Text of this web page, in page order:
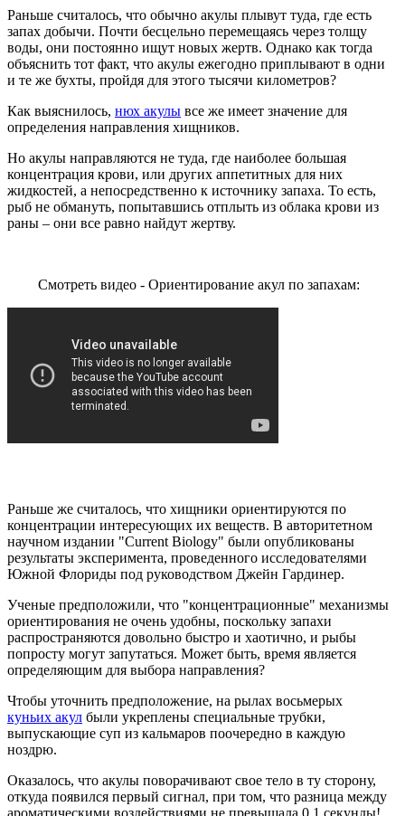
Раньше считалось, что обычно акулы плывут туда, где есть
запах добычи. Почти бесцельно перемещаясь через толщу
воды, они постоянно ищут новых жертв. Однако как тогда
объяснить тот факт, что акулы ежегодно приплывают в одни
и те же бухты, пройдя для этого тысячи километров?
Как выяснилось, нюх акулы все же имеет значение для
определения направления хищников.
Но акулы направляются не туда, где наиболее большая
концентрация крови, или других аппетитных для них
жидкостей, а непосредственно к источнику запаха. То есть,
рыб не обмануть, попытавшись отплыть из облака крови из
раны – они все равно найдут жертву.
Смотреть видео - Ориентирование акул по запахам:
Раньше же считалось, что хищники ориентируются по
концентрации интересующих их веществ. В авторитетном
научном издании "Current Biology" были опубликованы
результаты эксперимента, проведенного исследователями
Южной Флориды под руководством Джейн Гардинер.
Ученые предположили, что "концентрационные" механизмы
ориентирования не очень удобны, поскольку запахи
распространяются довольно быстро и хаотично, и рыбы
попросту могут запутаться. Может быть, время является
определяющим для выбора направления?
Чтобы уточнить предположение, на рылах восьмерых
куньих акул были укреплены специальные трубки,
выпускающие суп из кальмаров поочередно в каждую
ноздрю.
Оказалось, что акулы поворачивают свое тело в ту сторону,
откуда появился первый сигнал, при том, что разница между
ароматическими воздействиями не превышала 0,1 секунды!